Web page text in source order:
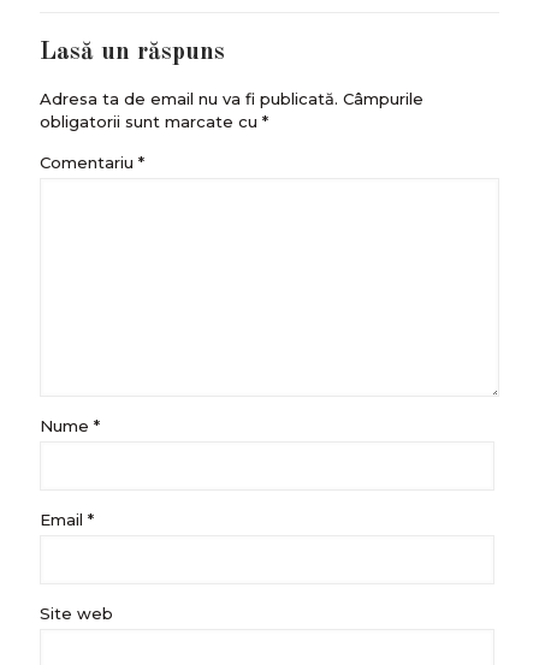
Lasă un răspuns
Adresa ta de email nu va fi publicată. Câmpurile
obligatorii sunt marcate cu *
Comentariu *
Nume *
Email *
Site web